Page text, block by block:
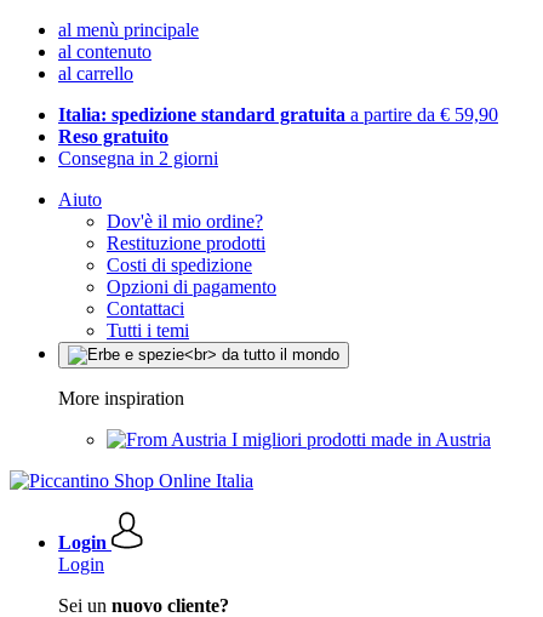
al menù principale
al contenuto
al carrello
Italia: spedizione standard gratuita a partire da € 59,90
Reso gratuito
Consegna in 2 giorni
Aiuto
Dov'è il mio ordine?
Restituzione prodotti
Costi di spedizione
Opzioni di pagamento
Contattaci
Tutti i temi
More inspiration
I migliori prodotti made in Austria
Login
Login
Sei un nuovo cliente?